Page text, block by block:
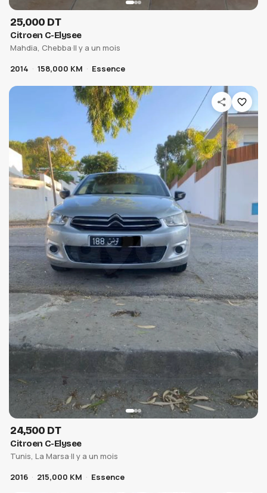
25,000 DT
Citroen C-Elysee
Mahdia, Chebba·Il y a un mois
2014
158,000 KM Essence
24,500 DT
Citroen C-Elysee
Tunis, La Marsa·Il y a un mois
2016
215,000 KM Essence